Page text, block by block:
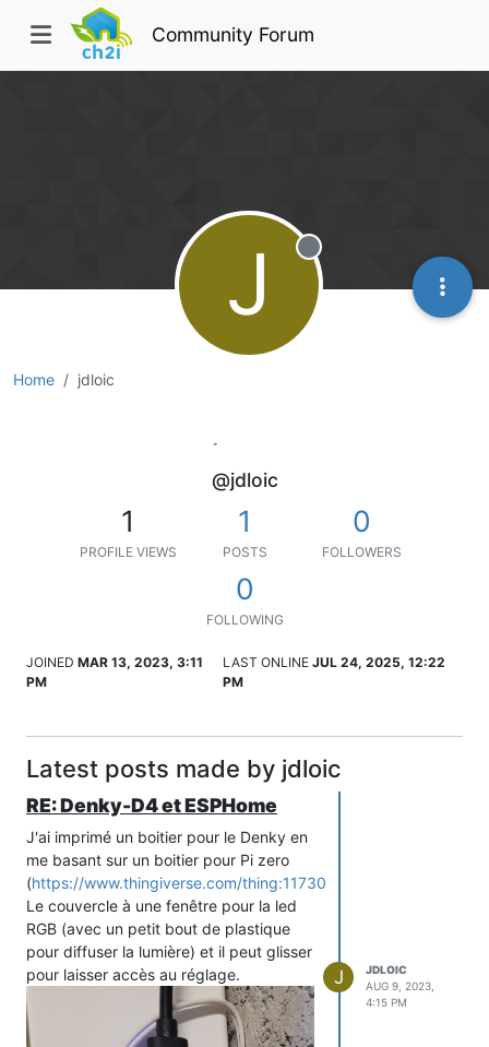
Community Forum
Home jdloic
J Offline
@jdloic
1
PROFILE VIEWS
1
POSTS
0
FOLLOWERS
0
FOLLOWING
JOINED MAR 13, 2023, 3:11
PM
LAST ONLINE JUL 24, 2025, 12:22
PM
Latest posts made by jdloic
RE: Denky-D4 et ESPHome
J'ai imprimé un boitier pour le Denky en
me basant sur un boitier pour Pi zero
(https://www.thingiverse.com/thing:1173084
Le couvercle à une fenêtre pour la led
RGB (avec un petit bout de plastique
pour diffuser la lumière) et il peut glisser
pour laisser accès au réglage.
J
JDLOIC
AUG 9, 2023,
4:15 PM